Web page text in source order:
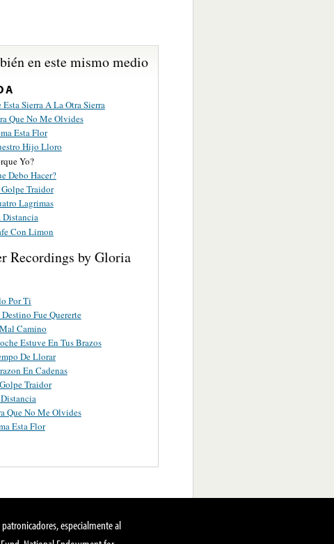
en este mismo medio
A
Esta Sierra A La Otra Sierra
Que No Me Olvides
Esta Flor
Hijo Lloro
Yo?
Debo Hacer?
Traidor
Lagrimas
Distancia
Con Limon
Recordings by Gloria
Por Ti
Fue Quererte
Camino
Estuve En Tus Brazos
De Llorar
En Cadenas
Traidor
Que No Me Olvides
Esta Flor
especialmente al